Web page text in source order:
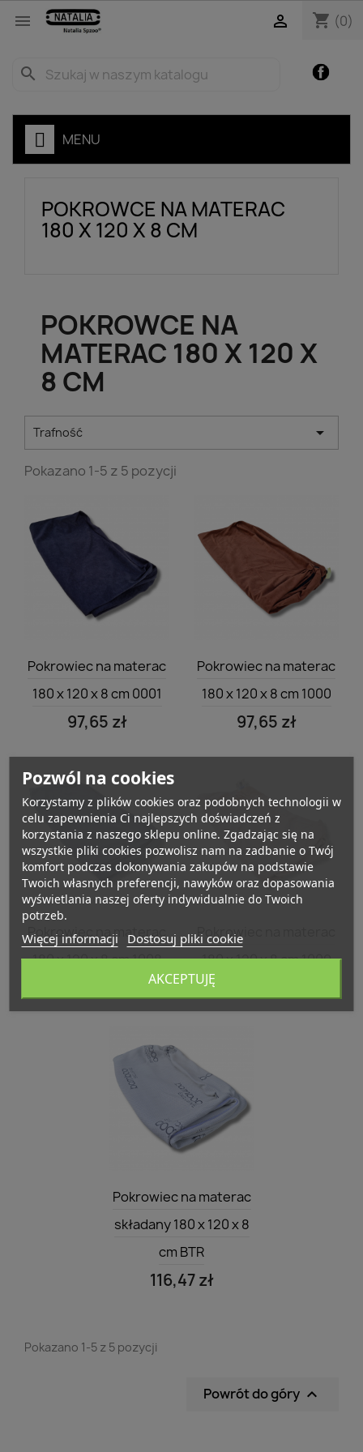
 shopping_cart (0)

search
MENU
POKROWCE NA MATERAC
180 X 120 X 8 CM
POKROWCE NA
MATERAC 180 X 120 X
8 CM
Trafność 
Pokazano 1-5 z 5 pozycji
 Szybki podgląd
Pokrowiec na materac
180 x 120 x 8 cm 0001
97,65 zł
 Szybki podgląd
Pokrowiec na materac
180 x 120 x 8 cm 1000
97,65 zł
Szybki podgląd
Pokrowiec na materac
180 x 120 x 8 cm 1008
Pokrowiec na materac
180 x 120 x 8 cm 1009

Pokrowiec na materac
składany 180 x 120 x 8
cm BTR
116,47 zł
Pokazano 1-5 z 5 pozycji
Powrót do góry 
Pozwól na cookies
Korzystamy z plików cookies oraz podobnych technologii w
celu zapewnienia Ci najlepszych doświadczeń z
korzystania z naszego sklepu online. Zgadzając się na
wszystkie pliki cookies pozwolisz nam na zadbanie o Twój
komfort podczas dokonywania zakupów na podstawie
Twoich własnych preferencji, nawyków oraz dopasowania
wyświetlania naszej oferty indywidualnie do Twoich
potrzeb.
Więcej informacji Dostosuj pliki cookie
AKCEPTUJĘ